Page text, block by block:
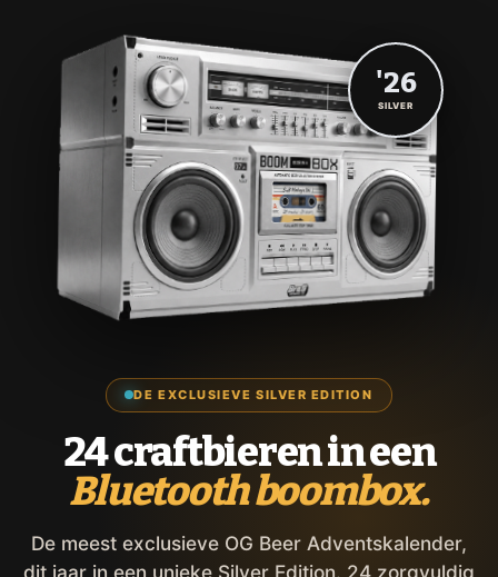
DE EXCLUSIEVE SILVER EDITION
24 craftbieren in een
Bluetooth boombox.
De meest exclusieve OG Beer Adventskalender,
dit jaar in een unieke Silver Edition. 24 zorgvuldig
'26
SILVER